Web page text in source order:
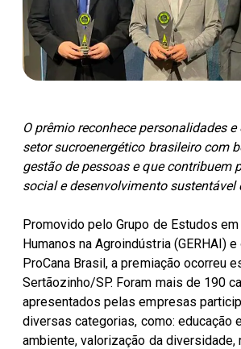
Parceiros Cocal
Unidades
Levedura Seca
O prêmio reconhece personalidades
setor sucroenergético brasileiro com
gestão de pessoas e que contribuem
social e desenvolvimento sustentável
Promovido pelo Grupo de Estudos
Humanos na Agroindústria (GERHAI)
ProCana Brasil, a premiação ocorreu
Sertãozinho/SP. Foram mais de 190
apresentados pelas empresas
diversas categorias, como: educação
ambiente, valorização da